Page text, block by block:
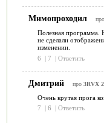
Мимопроходил про
Полезная
не сделали
изменении.
6
| 7 | Ответить
Дмитрий про 3RVX
Очень крутая прога
7
6 Ответить